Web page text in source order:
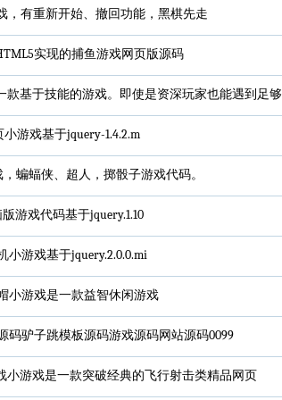
，有重新开始、撤回功能，黑棋先走
实现的捕鱼游戏网页版源码
款基于技能的游戏。即使是资深玩家也能遇到足够
游戏基于jquery-1.4.2.m
蝙蝠侠、超人，掷骰子游戏代码。
游戏代码基于jquery.1.10
小游戏基于jquery.2.0.0.mi
小游戏是一款益智休闲游戏
码驴子跳模板源码游戏源码网站源码0099
小游戏是一款突破经典的飞行射击类精品网页